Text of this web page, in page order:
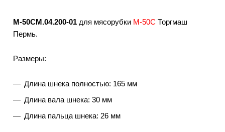
М-50СМ.04.200-01 для мясорубки М-50С Торгмаш
Пермь.
Размеры:
Длина шнека полностью: 165 мм
Длина вала шнека: 30 мм
Длина пальца шнека: 26 мм